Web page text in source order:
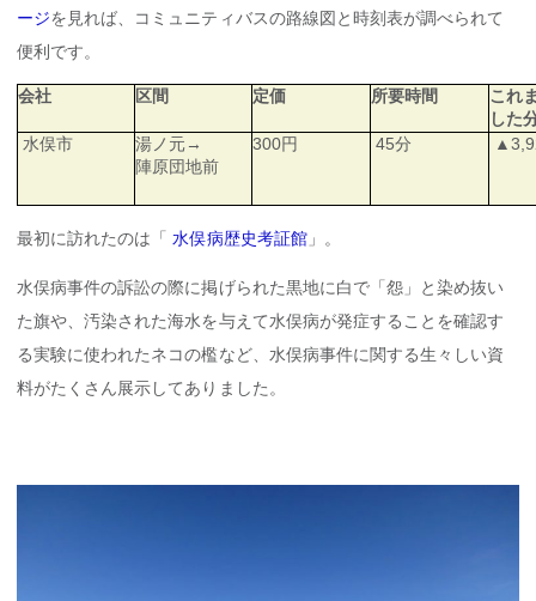
ージを見れば、コミュニティバスの路線図と時刻表が調べられて
便利です。
会社 区間 定価 所要時間
これ
した
水俣市
湯ノ元→
陣原団地前
300円 45分
最初に訪れたのは「水俣病歴史考証館」。
水俣病事件の訴訟の際に掲げられた黒地に白で「怨」と染め抜い
た旗や、汚染された海水を与えて水俣病が発症することを確認す
る実験に使われたネコの檻など、水俣病事件に関する生々しい資
料がたくさん展示してありました。